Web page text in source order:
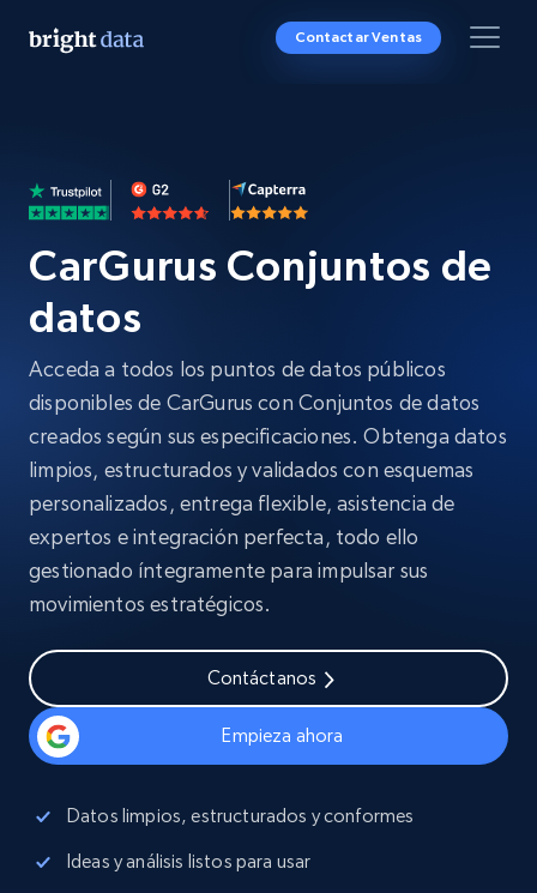
Contactar Ventas
CarGurus Conjuntos de
datos
Acceda a todos los puntos de datos públicos
disponibles de CarGurus con Conjuntos de datos
creados según sus especificaciones. Obtenga datos
limpios, estructurados y validados con esquemas
personalizados, entrega flexible, asistencia de
expertos e integración perfecta, todo ello
gestionado íntegramente para impulsar sus
movimientos estratégicos.
Contáctanos
Empieza ahora
Datos limpios, estructurados y conformes
Ideas y análisis listos para usar